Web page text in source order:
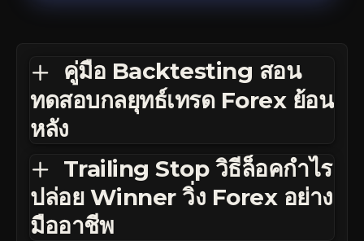
คู่มือ Backtesting สอน
ทดสอบกลยุทธ์เทรด Forex ย้อน
หลัง
Trailing Stop วิธีล็อคกำไร
ปล่อย Winner วิ่ง Forex อย่าง
มืออาชีพ